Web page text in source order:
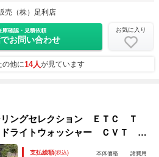
売（株）足利店
庫確認・見積依頼
お問い合わせ
お気に入り
の他に14人が見ています
ングセレクション ＥＴＣ Ｔ
ライトウォッシャー ＣＶＴ 盗
ディ ＡＢＳ エアコン パワー
支払総額(税込) 本体価格 諸費用